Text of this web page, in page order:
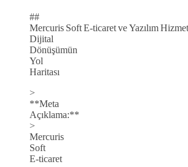
##
Mercuris Soft E‑ticaret ve Yazılım
Dijital
Dönüşümün
Yol
Haritası
>
**Meta
Açıklama:**
>
Mercuris
Soft
E‑ticaret